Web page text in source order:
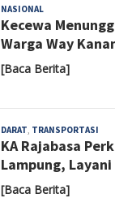
NASIONALYoyoh
Sulastri
Kecewa
Warga Way
[Baca Berita]
DARAT, TRANSPORTASI
KA Rajabasa
Lampung,
[Baca Berita]